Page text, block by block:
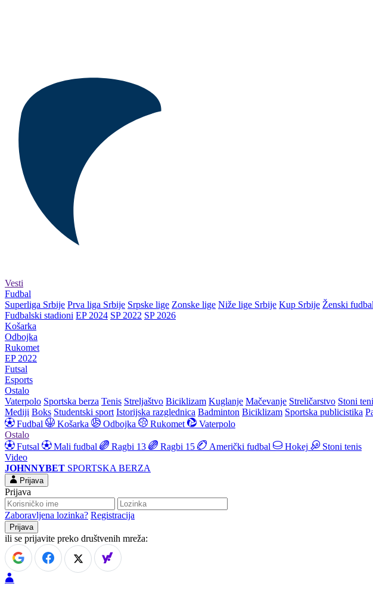
Vesti
Fudbal
Superliga Srbije Prva liga Srbije Srpske lige Zonske lige Niže lige Srbije Kup Srbije Ženski fudbal
Fudbalski stadioni EP 2024 SP 2022 SP 2026
Košarka
Odbojka
Rukomet
EP 2022
Futsal
Esports
Ostalo
Vaterpolo Sportska berza Tenis Streljaštvo Biciklizam Kuglanje Mačevanje Streličarstvo Stoni
Mediji Boks Studentski sport Istorijska razglednica Badminton Biciklizam Sportska publicistika
Fudbal
Košarka Odbojka Rukomet
Vaterpolo
Ostalo
Futsal
Mali fudbal Ragbi 13 Ragbi 15 Američki fudbal Hokej
Stoni tenis
Video
JOHNNYBET SPORTSKA BERZA
Prijava
Prijava
Zaboravljena lozinka? Registracija
ili se prijavite preko društvenih mreža: